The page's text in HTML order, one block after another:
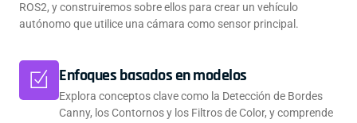
ROS2, y construiremos sobre ellos para crear un vehículo
autónomo que utilice una cámara como sensor principal.
Enfoques basados en modelos
Explora conceptos clave como la Detección de Bordes
Canny, los Contornos y los Filtros de Color, y comprende